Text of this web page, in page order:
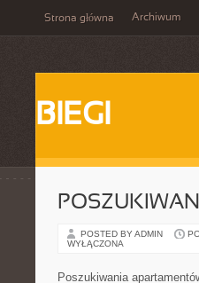
Strona główna Archiwum
BIEGI
POSTED BY ADMIN
WYŁĄCZONA
Poszukiwania